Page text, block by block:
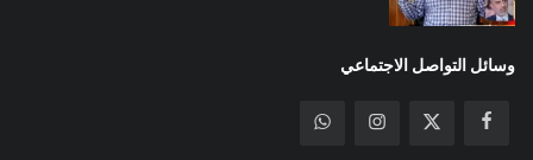
وسائل التواصل الاجتماعي